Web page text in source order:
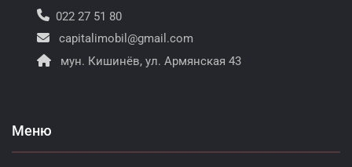
022 27 51 80
capitalimobil@gmail.com
мун. Кишинёв, ул. Армянская 43
Меню